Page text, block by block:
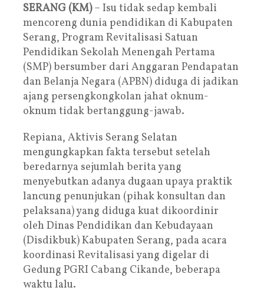
SERANG (KM)– Isu tidak sedap kembali
mencoreng dunia pendidikan di Kabupaten
Serang, Program Revitalisasi Satuan
Pendidikan Sekolah Menengah Pertama
(SMP) bersumber dari Anggaran Pendapatan
dan Belanja Negara (APBN) diduga di jadikan
ajang persengkongkolan jahat oknum-
oknum tidak bertanggung-jawab.
Repiana, Aktivis Serang Selatan
mengungkapkan fakta tersebut setelah
beredarnya sejumlah berita yang
menyebutkan adanya dugaan upaya praktik
lancung penunjukan (pihak konsultan dan
pelaksana) yang diduga kuat dikoordinir
oleh Dinas Pendidikan dan Kebudayaan
(Disdikbuk) Kabupaten Serang, pada acara
koordinasi Revitalisasi yang digelar di
Gedung PGRI Cabang Cikande, beberapa
waktu lalu.